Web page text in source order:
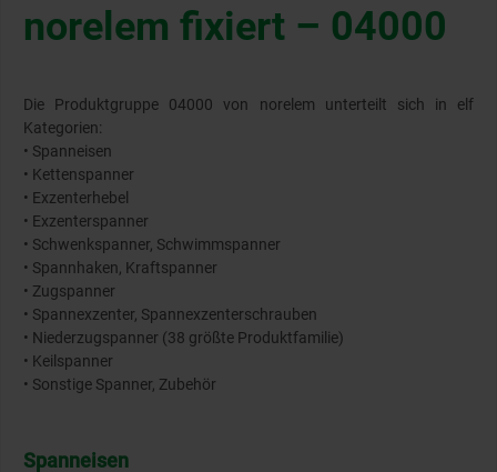
norelem fixiert – 04000
Die Produktgruppe 04000 von norelem unterteilt sich in elf
Kategorien:
• Spanneisen
• Kettenspanner
• Exzenterhebel
• Exzenterspanner
• Schwenkspanner, Schwimmspanner
• Spannhaken, Kraftspanner
• Zugspanner
• Spannexzenter, Spannexzenterschrauben
• Niederzugspanner (38 größte Produktfamilie)
• Keilspanner
• Sonstige Spanner, Zubehör
Spanneisen